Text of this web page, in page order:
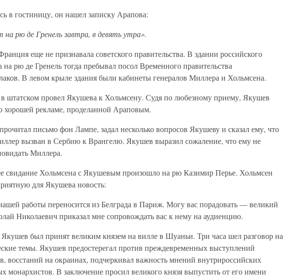
в гостиницу, он нашел записку Арапова:
рю де Гренель завтра, в девять утра».
еще не признавала советского правительства. В здании российского
на рю де Гренель тогда пребывал посол Временного правительства
В левом крыле здания были кабинеты генералов Миллера и Хольмсена.
штатском провел Якушева к Хольмсену. Судя по любезному приему, Якушев
хорошей рекламе, проделанной Араповым.
письмо фон Лампе, задал несколько вопросов Якушеву и сказал ему, что
вызван в Сербию к Врангелю. Якушев выразил сожаление, что ему не
Миллера.
свидание Хольмсена с Якушевым произошло на рю Казимир Перье. Хольмсен
для Якушева новость:
работы переносится из Белграда в Париж. Могу вас порадовать — великий
Николаевич приказал мне сопровождать вас к нему на аудиенцию.
Якушев был принят великим князем на вилле в Шуаньи. Три часа шел разговор на
темы. Якушев предостерегал против преждевременных выступлений
восстаний на окраинах, подчеркивал важность мнений внутрироссийских
монархистов. В заключение просил великого князя выпустить от его имени